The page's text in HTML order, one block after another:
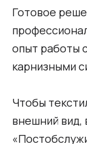
Готовое
опыт работы
карнизными
Чтобы
внешний вид,